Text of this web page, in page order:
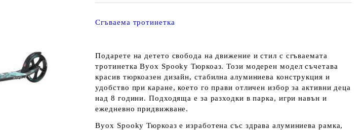
Сгъваема тротинетка
Подарете на детето свобода на движение и стил с сгъваемата
тротинетка Byox Spooky Тюркоаз. Този модерен модел съчетава
красив тюркоазен дизайн, стабилна алуминиева конструкция и
удобство при каране, което го прави отличен избор за активни деца
над 8 години. Подходяща е за разходки в парка, игри навън и
ежедневно придвижване.
Byox Spooky Тюркоаз е изработена със здрава алуминиева рамка,